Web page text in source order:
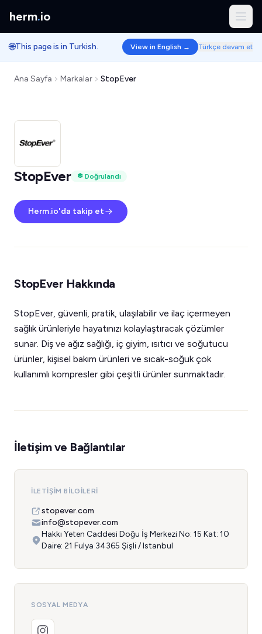
herm.io
🌐This page is in Turkish. View in English → Türkçe devam et
Ana Sayfa Markalar StopEver
StopEver Doğrulandı
Herm.io'da takip et
StopEver Hakkında
StopEver, güvenli, pratik, ulaşılabilir ve ilaç içermeyen
sağlık ürünleriyle hayatınızı kolaylaştıracak çözümler
sunar. Diş ve ağız sağlığı, iç giyim, ısıtıcı ve soğutucu
ürünler, kişisel bakım ürünleri ve sıcak-soğuk çok
kullanımlı kompresler gibi çeşitli ürünler sunmaktadır.
İletişim ve Bağlantılar
İLETIŞIM BILGILERI
stopever.com
info@stopever.com
Hakkı Yeten Caddesi Doğu İş Merkezi No: 15 Kat: 10
Daire: 21 Fulya 34365 Şişli / Istanbul
SOSYAL MEDYA